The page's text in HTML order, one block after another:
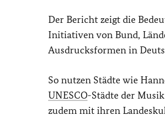
Der Bericht zeigt die
Initiativen von Bund,
Ausdrucksformen in
So nutzen Städte wie
UNESCO-Städte der
zudem mit ihren